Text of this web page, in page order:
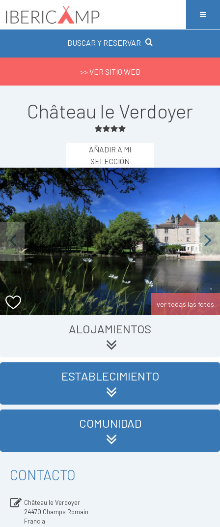
BUSCAR Y RESERVAR
>> VER SITIO WEB
Château le Verdoyer
AÑADIR A MI
SELECCIÓN
Next
ver todas las fotos
ALOJAMIENTOS
ESTABLECIMIENTO
COMUNIDAD
CONTACTO
Château le Verdoyer
24470 Champs Romain
Francia